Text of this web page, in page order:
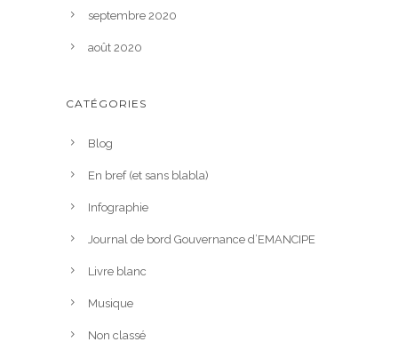
septembre 2020
août 2020
CATÉGORIES
Blog
En bref (et sans blabla)
Infographie
Journal de bord Gouvernance d’EMANCIPE
Livre blanc
Musique
Non classé